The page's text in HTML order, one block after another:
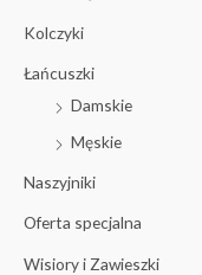
Kolczyki
Łańcuszki
Damskie
Męskie
Naszyjniki
Oferta specjalna
Wisiory i Zawieszki